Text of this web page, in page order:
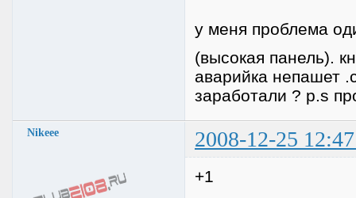
у меня проблема
(высокая панель).
аварийка непашет
заработали ? p.s
Nikeee 2008-12-25
+1